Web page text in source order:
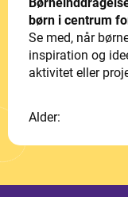
børn i centrum
Se med, når
inspiration og
aktivitet eller
Alder: